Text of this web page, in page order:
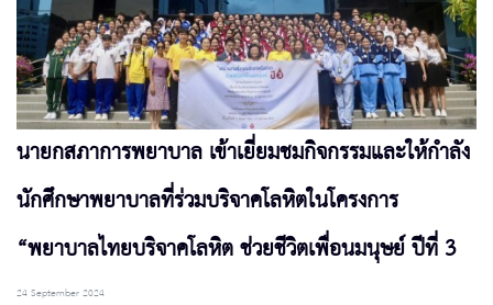
นายกสภาการพยาบาล เข้าเยี่ยมชมกิจกรรมและให้กำลัง
นักศึกษาพยาบาลที่ร่วมบริจาคโลหิตในโครงการ
“พยาบาลไทยบริจาคโลหิต ช่วยชีวิตเพื่อนมนุษย์ ปีที่ 3
24 September 2024